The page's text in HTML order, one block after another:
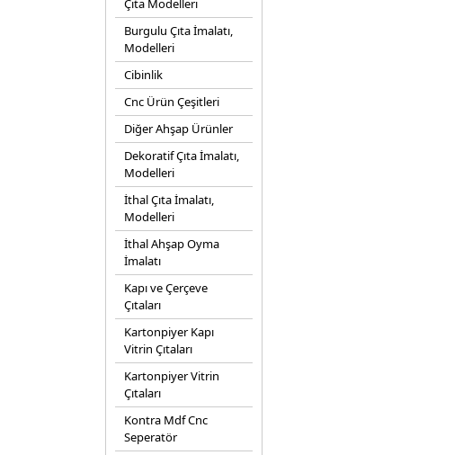
Çıta Modelleri
Burgulu Çıta İmalatı,
Modelleri
Cibinlik
Cnc Ürün Çeşitleri
Diğer Ahşap Ürünler
Dekoratif Çıta İmalatı,
Modelleri
İthal Çıta İmalatı,
Modelleri
İthal Ahşap Oyma
İmalatı
Kapı ve Çerçeve
Çıtaları
Kartonpiyer Kapı
Vitrin Çıtaları
Kartonpiyer Vitrin
Çıtaları
Kontra Mdf Cnc
Seperatör